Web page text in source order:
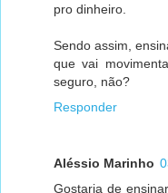
pro dinheiro.
Sendo assim,
que vai
seguro, não?
Responder
Aléssio Marinho
Gostaria de